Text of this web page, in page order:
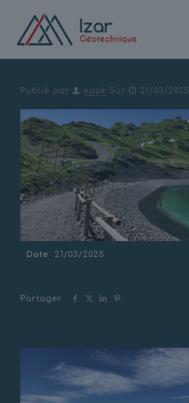
Retenue du Fornet –
Publié par epok Sur 21/03/2025
Date 21/03/2025
Partager